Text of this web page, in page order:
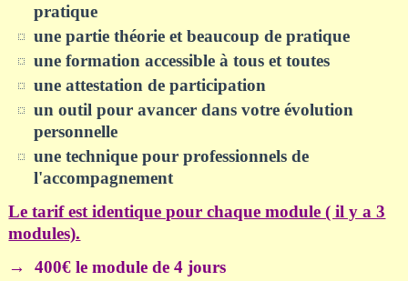
pratique
une partie théorie et beaucoup de pratique
une formation accessible à tous et toutes
une attestation de participation
un outil pour avancer dans votre évolution
personnelle
une technique pour professionnels de
l'accompagnement
Le tarif est identique pour chaque module ( il y a 3
modules).
→ 400€ le module de 4 jours